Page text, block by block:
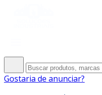
Gostaria de anunciar?